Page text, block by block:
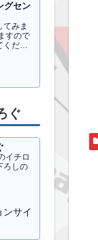
グセン
てみま
すので
くださ
ぐ
イチロ
ろしの
ンサイ